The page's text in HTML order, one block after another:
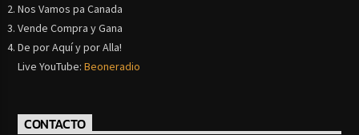
Nos Vamos pa Canada
Vende Compra y Gana
De por Aquí y por Alla!
Live YouTube:Beoneradio
CONTACTO